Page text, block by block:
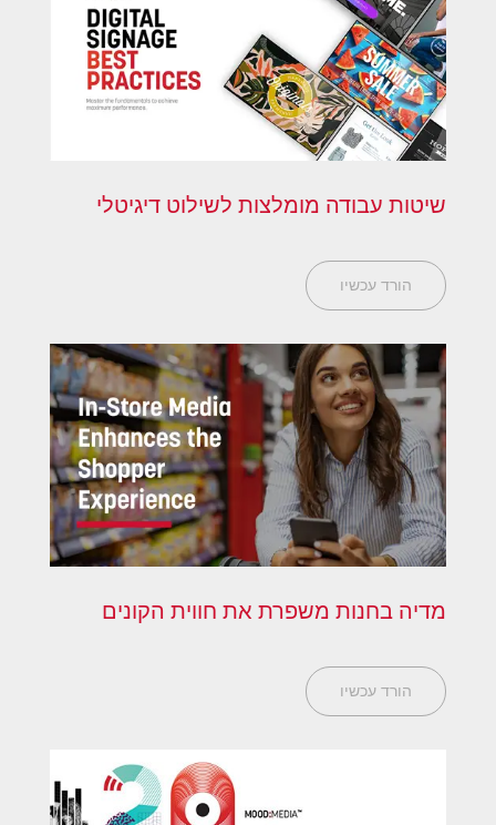
שיטות עבודה מומלצות לשילוט דיגיטלי
הורד עכשיו
מדיה בחנות משפרת את חווית הקונים
הורד עכשיו